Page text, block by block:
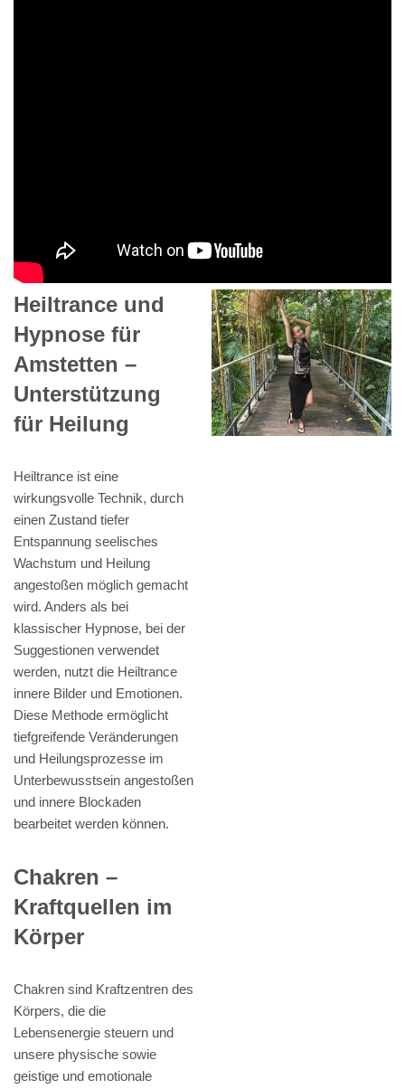
Heiltrance und
Hypnose für
Amstetten –
Unterstützung
für Heilung
Heiltrance ist eine
wirkungsvolle Technik, durch
einen Zustand tiefer
Entspannung seelisches
Wachstum und Heilung
angestoßen möglich gemacht
wird. Anders als bei
klassischer Hypnose, bei der
Suggestionen verwendet
werden, nutzt die Heiltrance
innere Bilder und Emotionen.
Diese Methode ermöglicht
tiefgreifende Veränderungen
und Heilungsprozesse im
Unterbewusstsein angestoßen
und innere Blockaden
bearbeitet werden können.
Chakren –
Kraftquellen im
Körper
Chakren sind Kraftzentren des
Körpers, die die
Lebensenergie steuern und
unsere physische sowie
geistige und emotionale